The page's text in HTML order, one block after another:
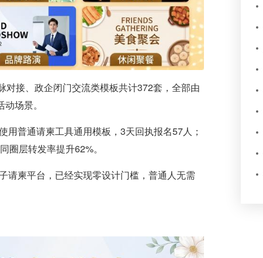
接、政企闭门交流类模板共计372套，全部由
场景。
普通请柬工具通用模板，3天回执报名57人；
圈层转发率提升62%。
请柬平台，已经实现零设计门槛，普通人无需